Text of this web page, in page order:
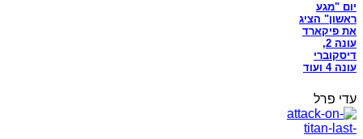
יום "מגע
ראשון" הציג
את פיקארד
עונה 2,
דיסקוברי
עונה 4 ועוד
עדי פרל